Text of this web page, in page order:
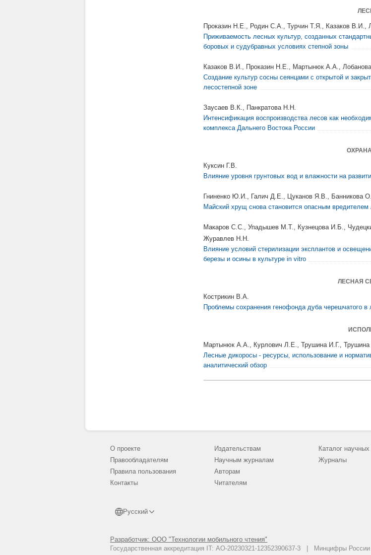
Проказин Н.Е., Родин С.А., Турчин Т.Я., Казаков В.И.,
Приживаемость лесных культур, созданных
боровых и судубравных условиях степной зоны
Казаков В.И., Проказин Н.Е., Мартынюк А.А.,
Создание культур сосны сеянцами с открытой и
лесостепной зоне
Заусаев В.К., Панкратова Н.Н.
Интенсификация воспроизводства лесов как
комплекса Дальнего Востока России
Куксин Г.В.
Влияние уровня грунтовых вод и влажности на
Гниненко Ю.И., Галич Д.Е., Цуканов Я.В., Банникова
Майский хрущ снова становится опасным вредителем
Макаров С.С., Упадышев М.Т., Кузнецова И.Б.,
Журавлев Н.Н.
Влияние условий стерилизации эксплантов и
березы и осины в культуре in vitro
ЛЕСНАЯ
Кострикин В.А.
Проблемы сохранения генофонда дуба черешчатого
Мартынюк А.А., Курлович Л.Е., Трушина И.Г.,
Лесные дикоросы - ресурсы, использование и
аналитический обзор
О проекте
Правообладателям
Правила пользования
Контакты
Русский
Разработчик: ООО "Технологии мобильного чтения"
Государственная аккредитация IT: АО-20230321-12352390637-3 | Минцифры России
Издательствам
Научным журналам
Авторам
Читателям
Каталог научных
Журналы